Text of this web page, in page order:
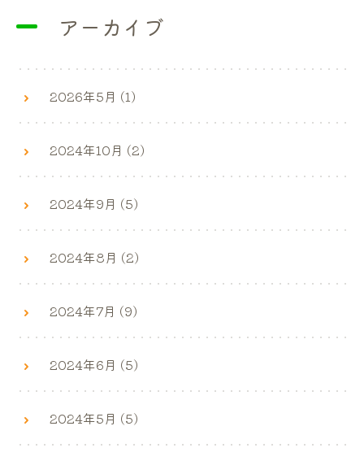
アーカイブ
2026年5月 (1)
2024年10月 (2)
2024年9月 (5)
2024年8月 (2)
2024年7月 (9)
2024年6月 (5)
2024年5月 (5)